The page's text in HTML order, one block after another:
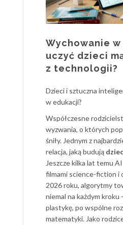
Wychowanie w
uczyć dzieci
z technologii?
Dzieci i sztuczna
w edukacji?
Współczesne
wyzwania, o których
śniły. Jednym z
relacja, jaką budują
Jeszcze kilka lat temu
filmami science-fiction i
2026 roku, algorytmy
niemal na każdym
plastykę, po wspólne
matematyki. Jako